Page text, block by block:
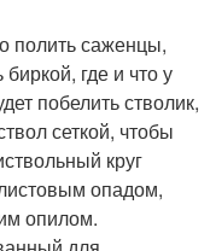
полить саженцы,
где и что у
побелить стволик,
сеткой, чтобы
круг
опадом,
опилом.